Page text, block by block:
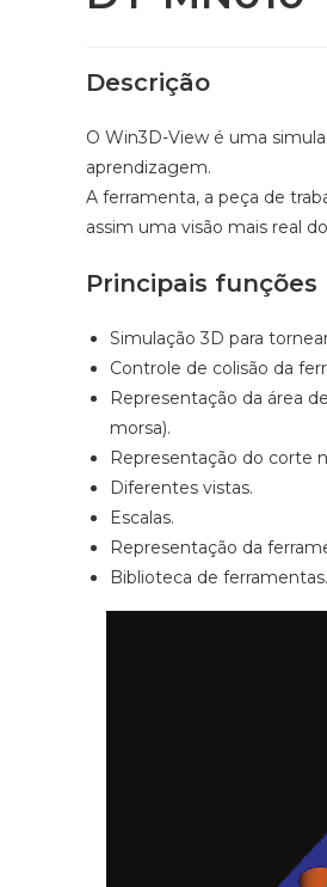
Descrição
O Win3D-View é uma
aprendizagem.
A ferramenta, a peça de
assim uma visão mais real
Principais funções
Simulação 3D para
Controle de colisão da
Representação da área
morsa).
Representação do corte
Diferentes vistas.
Escalas.
Representação da
Biblioteca de ferramentas.